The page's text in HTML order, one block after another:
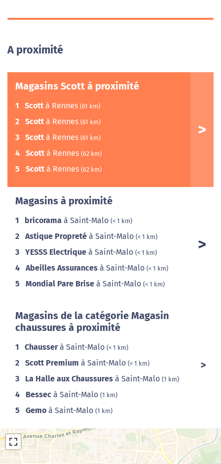
A proximité
Magasins Scott à proximité
1 Scott à Rennes (61 km)
2 Scott à Rennes (61 km)
3 Scott à Rennes (61 km)
4 Scott à Rennes (62 km)
5 Scott à Rennes (62 km)
Magasins à proximité
1 bricorama à Saint-Malo (< 1 km)
2 Astique Propreté à Saint-Malo (< 1 km)
3 YESSS Electrique à Saint-Malo (< 1 km)
4 Abeilles Assurances à Saint-Malo (< 1 km)
5 Mondial Pare Brise à Saint-Malo (< 1 km)
Magasins de la catégorie Magasin
chaussures à proximité
1 Chausserà Saint-Malo (< 1 km)
2 Scott Premium à Saint-Malo (< 1 km)
3 La Halle aux Chaussures à Saint-Malo (1 km)
4 Bessec à Saint-Malo (1 km)
5 Gemo à Saint-Malo (1 km)